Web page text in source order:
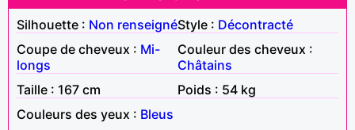
Silhouette : Non renseignéStyle : Décontracté
Coupe de cheveux : Mi-
longs
Couleur des cheveux :
Châtains
Taille : 167 cm
Poids : 54 kg
Couleurs des yeux : Bleus